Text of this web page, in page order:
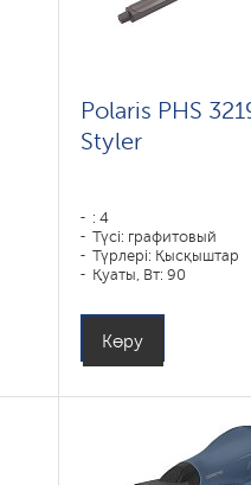
Polaris PHS
Styler
: 4
Түсі: графитовый
Түрлері: Қысқыштар
Қуаты, Вт: 90
Көру